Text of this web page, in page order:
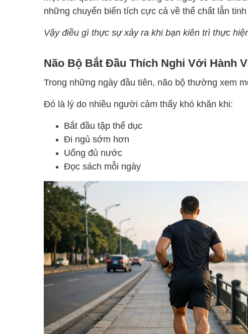
những chuyển biến tích cực cả về thể chất lẫn
Vậy điều gì thực sự xảy ra khi bạn kiên trì thực
Não Bộ Bắt Đầu Thích Nghi Với Hành
Trong những ngày đầu tiên, não bộ thường xem
Đó là lý do nhiều người cảm thấy khó khăn khi:
Bắt đầu tập thể dục
Đi ngủ sớm hơn
Uống đủ nước
Đọc sách mỗi ngày